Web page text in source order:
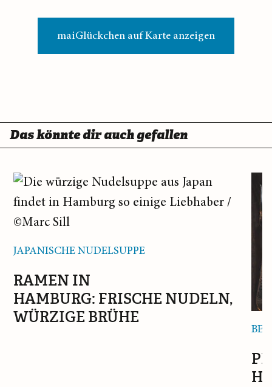
maiGlückchen auf Karte anzeigen
Das könnte dir auch gefallen
JAPANISCHE NUDELSUPPE
RAMEN IN
HAMBURG: FRISCHE NUDELN,
WÜRZIGE BRÜHE